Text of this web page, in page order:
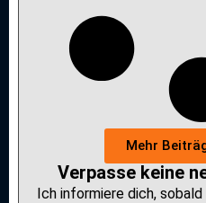
Mehr
Verpasse keine
Ich informiere dich,